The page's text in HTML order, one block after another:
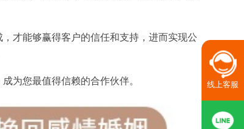
才能够赢得客户的信任和支持，进而实现公
为您最值得信赖的合作伙伴。 线上客服